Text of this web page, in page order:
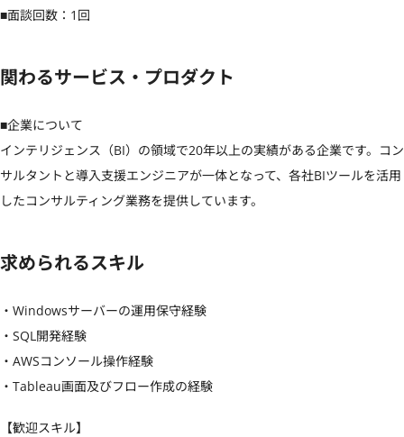
■面談回数：1回
関わるサービス・プロダクト
■企業について
インテリジェンス（BI）の領域で20年以上の実績がある企業です。コン
サルタントと導入支援エンジニアが一体となって、各社BIツールを活用
したコンサルティング業務を提供しています。
求められるスキル
・Windowsサーバーの運用保守経験
・SQL開発経験
・AWSコンソール操作経験
・Tableau画面及びフロー作成の経験
【歓迎スキル】